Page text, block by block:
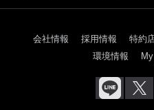
会社情報 採用情報 特約
環境情報